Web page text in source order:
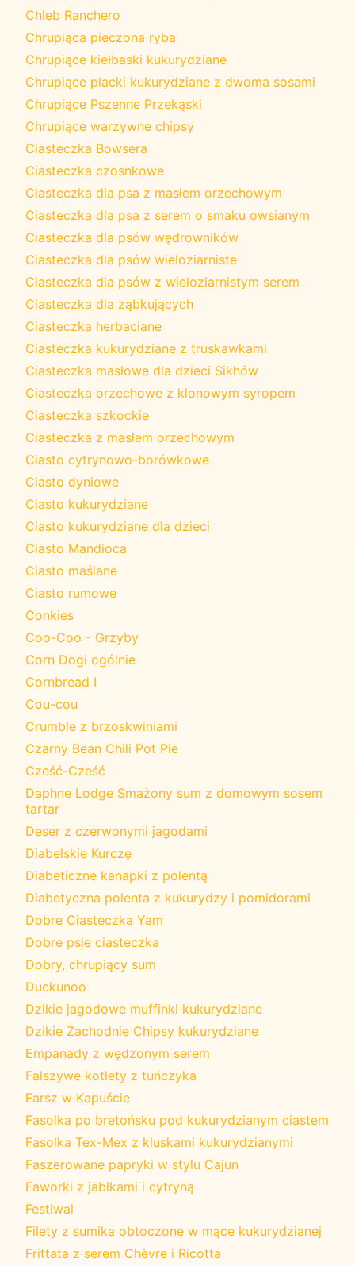
Chleb Ranchero
Chrupiąca pieczona ryba
Chrupiące kiełbaski kukurydziane
Chrupiące placki kukurydziane z dwoma sosami
Chrupiące Pszenne Przekąski
Chrupiące warzywne chipsy
Ciasteczka Bowsera
Ciasteczka czosnkowe
Ciasteczka dla psa z masłem orzechowym
Ciasteczka dla psa z serem o smaku owsianym
Ciasteczka dla psów wędrowników
Ciasteczka dla psów wieloziarniste
Ciasteczka dla psów z wieloziarnistym serem
Ciasteczka dla ząbkujących
Ciasteczka herbaciane
Ciasteczka kukurydziane z truskawkami
Ciasteczka masłowe dla dzieci Sikhów
Ciasteczka orzechowe z klonowym syropem
Ciasteczka szkockie
Ciasteczka z masłem orzechowym
Ciasto cytrynowo-borówkowe
Ciasto dyniowe
Ciasto kukurydziane
Ciasto kukurydziane dla dzieci
Ciasto Mandioca
Ciasto maślane
Ciasto rumowe
Conkies
Coo-Coo - Grzyby
Corn Dogi ogólnie
Cornbread I
Cou-cou
Crumble z brzoskwiniami
Czarny Bean Chili Pot Pie
Cześć-Cześć
Daphne Lodge Smażony sum z domowym sosem
tartar
Deser z czerwonymi jagodami
Diabelskie Kurczę
Diabeticzne kanapki z polentą
Diabetyczna polenta z kukurydzy i pomidorami
Dobre Ciasteczka Yam
Dobre psie ciasteczka
Dobry, chrupiący sum
Duckunoo
Dzikie jagodowe muffinki kukurydziane
Dzikie Zachodnie Chipsy kukurydziane
Empanady z wędzonym serem
Falszywe kotlety z tuńczyka
Farsz w Kapuście
Fasolka po bretońsku pod kukurydzianym ciastem
Fasolka Tex-Mex z kluskami kukurydzianymi
Faszerowane papryki w stylu Cajun
Faworki z jabłkami i cytryną
Festiwal
Filety z sumika obtoczone w mące kukurydzianej
Frittata z serem Chèvre i Ricotta